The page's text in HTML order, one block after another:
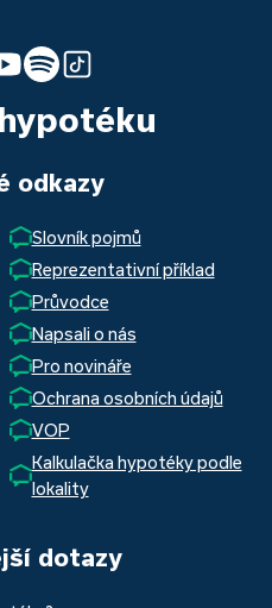
odkazy
Slovník pojmů
Reprezentativní příklad
Průvodce
Napsali o nás
Pro novináře
Ochrana osobních údajů
VOP
Kalkulačka hypotéky podle
lokality
dotazy